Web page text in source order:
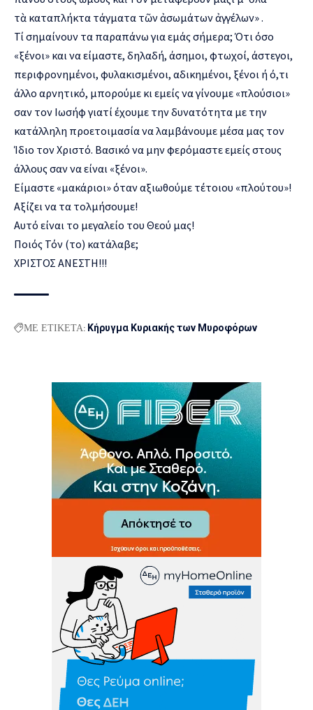
τὰ καταπλήκτα τάγματα τῶν ἀσωμάτων ἀγγέλων» .
Τί σημαίνουν τα παραπάνω για εμάς σήμερα; Ότι όσο
«ξένοι» και να είμαστε, δηλαδή, άσημοι, φτωχοί, άστεγοι,
περιφρονημένοι, φυλακισμένοι, αδικημένοι, ξένοι ή ό,τι
άλλο αρνητικό, μπορούμε κι εμείς να γίνουμε «πλούσιοι»
σαν τον Ιωσήφ γιατί έχουμε την δυνατότητα με την
κατάλληλη προετοιμασία να λαμβάνουμε μέσα μας τον
Ίδιο τον Χριστό. Βασικό να μην φερόμαστε εμείς στους
άλλους σαν να είναι «ξένοι».
Είμαστε «μακάριοι» όταν αξιωθούμε τέτοιου «πλούτου»!
Αξίζει να τα τολμήσουμε!
Αυτό είναι το μεγαλείο του Θεού μας!
Ποιός Τόν (το) κατάλαβε;
ΧΡΙΣΤΟΣ ΑΝΕΣΤΗ!!!
ΜΕ ΕΤΙΚΕΤΑ: Κήρυγμα Κυριακής των Μυροφόρων